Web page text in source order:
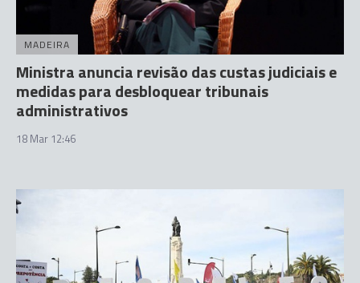
MADEIRA
Ministra anuncia revisão das custas judiciais e
medidas para desbloquear tribunais
administrativos
18 Mar 12:46